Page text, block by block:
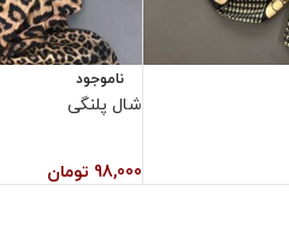
ناموجود
شال پلنگی
98,000 تومان